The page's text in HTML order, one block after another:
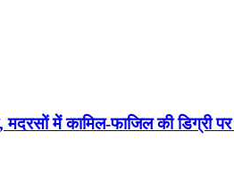
में कामिल-फाजिल की डिग्री